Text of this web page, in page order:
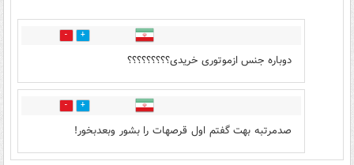
0
دوباره جنس ازموتوری خریدی؟؟؟؟؟؟؟؟؟
0
صدمرتبه بهت گفتم اول قرصهات را بشور وبعدبخور!